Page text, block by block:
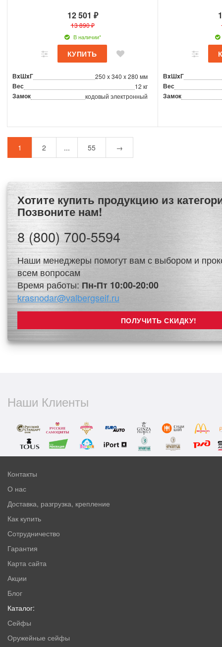
12 501 ₽
13 890 ₽
В наличии*
ВxШxГ 250 x 340 x 280 мм
Вес 12 кг
Замок кодовый электронный
ВxШxГ
Вес
Замок
1 2 ... 55 →
Хотите купить продукцию из
Позвоните нам!
8 (800) 700-5594
Наши менеджеры помогут вам с выбором и
всем вопросам
Время работы: Пн-Пт 10:00-20:00
krasnodar@valbergseif.ru
Наши Клиенты
Контакты
О нас
Доставка, разгрузка, крепление
Как купить
Сотрудничество
Гарантия
Карта сайта
Акции
Блог
Каталог:
Сейфы
Оружейные сейфы